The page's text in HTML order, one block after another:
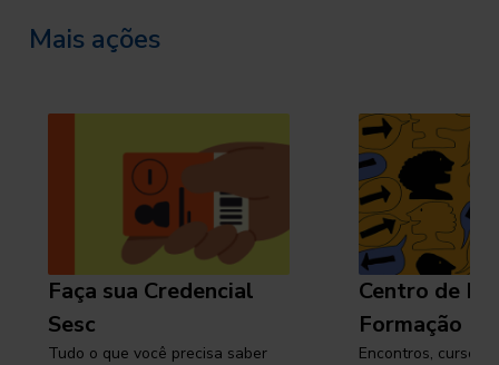
Mais ações
Faça sua Credencial
Sesc
Tudo o que você precisa saber
Centro de
Formação
Encontros, cursos,